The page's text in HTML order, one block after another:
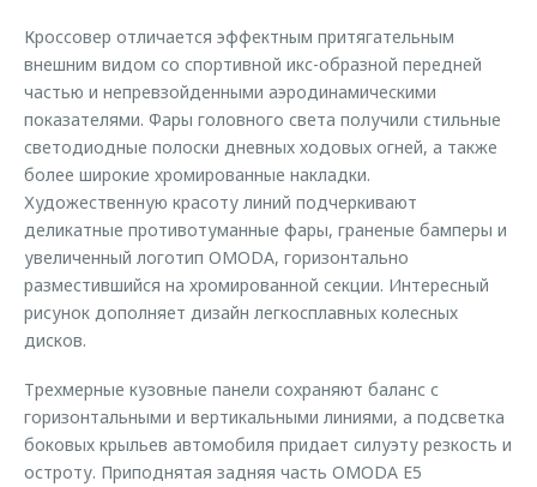
Кроссовер отличается эффектным притягательным
внешним видом со спортивной икс-образной передней
частью и непревзойденными аэродинамическими
показателями. Фары головного света получили стильные
светодиодные полоски дневных ходовых огней, а также
более широкие хромированные накладки.
Художественную красоту линий подчеркивают
деликатные противотуманные фары, граненые бамперы и
увеличенный логотип OMODA, горизонтально
разместившийся на хромированной секции. Интересный
рисунок дополняет дизайн легкосплавных колесных
дисков.
Трехмерные кузовные панели сохраняют баланс с
горизонтальными и вертикальными линиями, а подсветка
боковых крыльев автомобиля придает силуэту резкость и
остроту. Приподнятая задняя часть OMODA E5